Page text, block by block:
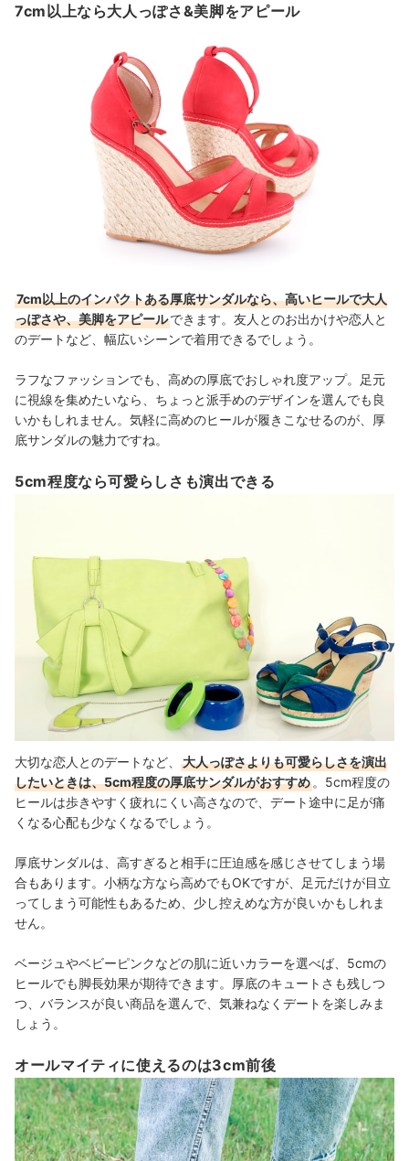
7cm以上なら大人っぽさ&美脚をアピール
7cm以上のインパクトある厚底サンダルなら、高いヒールで大人
っぽさや、美脚をアピールできます。友人とのお出かけや恋人と
のデートなど、幅広いシーンで着用できるでしょう。
ラフなファッションでも、高めの厚底でおしゃれ度アップ。足元
に視線を集めたいなら、ちょっと派手めのデザインを選んでも良
いかもしれません。気軽に高めのヒールが履きこなせるのが、厚
底サンダルの魅力ですね。
5cm程度なら可愛らしさも演出できる
大切な恋人とのデートなど、
大人っぽさよりも可愛らしさを演出
したいときは、5cm程度の厚底サンダルがおすすめ 。5cm程度の
ヒールは歩きやすく疲れにくい高さなので、デート途中に足が痛
くなる心配も少なくなるでしょう。
厚底サンダルは、高すぎると相手に圧迫感を感じさせてしまう場
合もあります。小柄な方なら高めでもOKですが、足元だけが目立
ってしまう可能性もあるため、少し控えめな方が良いかもしれま
せん。
ベージュやベビーピンクなどの肌に近いカラーを選べば、5cmの
ヒールでも脚長効果が期待できます。厚底のキュートさも残しつ
つ、バランスが良い商品を選んで、気兼ねなくデートを楽しみま
しょう。
オールマイティに使えるのは3cm前後